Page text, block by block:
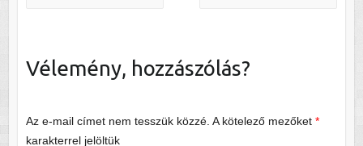
Vélemény, hozzászólás?
Az e-mail címet nem tesszük közzé. A kötelező mezőket *
karakterrel jelöltük